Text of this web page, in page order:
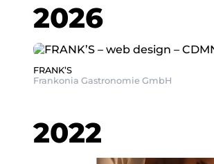
2026
FRANK’S
Frankonia Gastronomie GmbH
2022